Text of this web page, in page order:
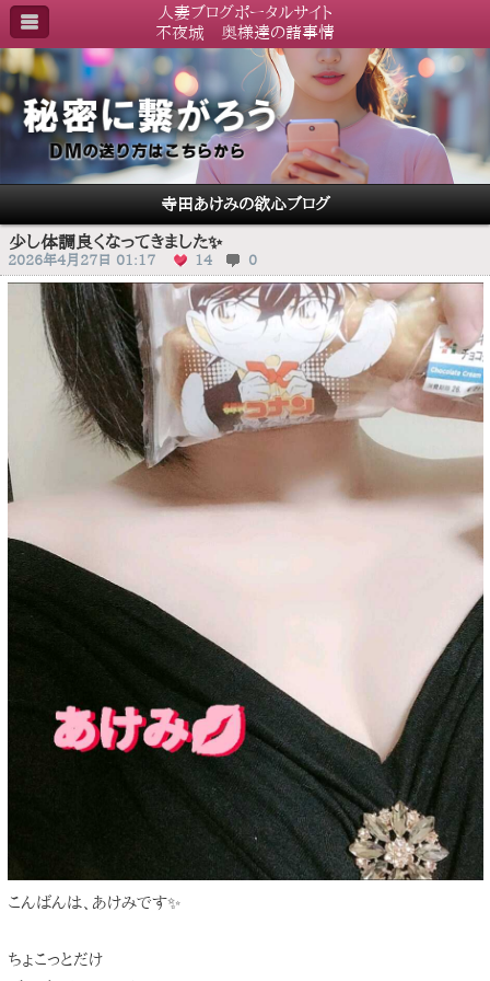
人妻ブログポータルサイト
不夜城 奥様達の諸事情
寺田あけみの欲心ブログ
少し体調良くなってきました✨
2026年4月27日 01:17 14 0
こんばんは、あけみです✨
ちょこっとだけ